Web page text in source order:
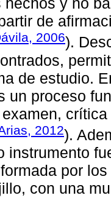
de
2006).
de estudio.
un proceso
2012).
instrumento
por
con una